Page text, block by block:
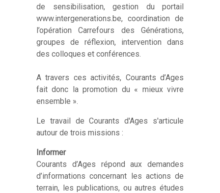
de sensibilisation, gestion du portail
www.intergenerations.be, coordination de
l’opération Carrefours des Générations,
groupes de réflexion, intervention dans
des colloques et conférences.
A travers ces activités, Courants d’Ages
fait donc la promotion du « mieux vivre
ensemble ».
Le travail de Courants d'Ages s'articule
autour de trois missions :
Informer
Courants d’Ages répond aux demandes
d’informations concernant les actions de
terrain, les publications, ou autres études